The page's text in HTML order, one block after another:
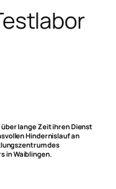
lange Zeit ihren Dienst
Hindernislauf an
des
in Waiblingen.